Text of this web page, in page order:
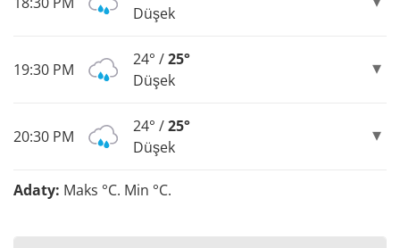
Düşek
19:30 PM
24° /25°
Düşek
20:30 PM
24° /25°
Düşek
Adaty: Maks °C. Min °C.